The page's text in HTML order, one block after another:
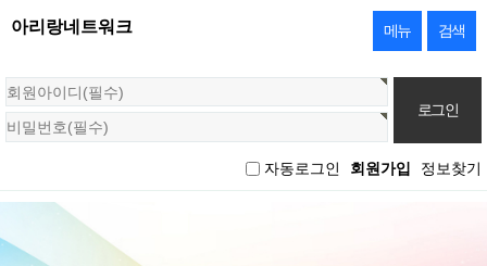
아리랑네트워크 메뉴 검색
회
원
로
자동로그인 회원가입 정보찾기